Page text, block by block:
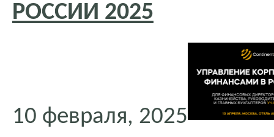
РОССИИ 2025
10 февраля, 2025